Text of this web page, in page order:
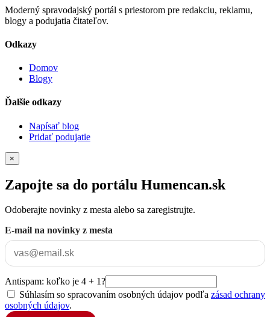
Moderný spravodajský portál s priestorom pre redakciu, reklamu,
blogy a podujatia čitateľov.
Odkazy
Domov
Blogy
Ďalšie odkazy
Napísať blog
Pridať podujatie
×
Zapojte sa do portálu Humencan.sk
Odoberajte novinky z mesta alebo sa zaregistrujte.
E-mail na novinky z mesta
Antispam: koľko je 4 + 1?
Súhlasím so spracovaním osobných údajov podľa zásad ochrany
osobných údajov.